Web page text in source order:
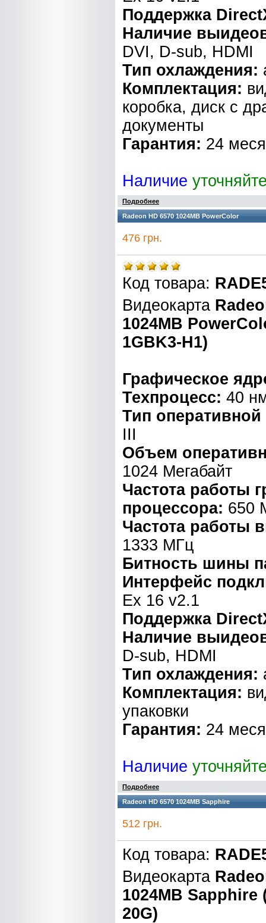
Поддержка
Наличие
DVI, D-sub, HDMI
Тип охлаждения:
Комплектация:
коробка, диск с
документы
Гарантия: 24
Наличие
Подробнее
Radeon HD 6570 1024MB PowerColor
476 грн.
Код товара:
Видеокарта
1024MB
1GBK3-H1)
Графическое
Техпроцесс: 40
Тип
III
Объем
1024 Мегабайт
Частота работы
процессора: 650
Частота работы
1333 МГц
Битность шины
Интерфейс
Ex 16 v2.1
Поддержка
Наличие
D-sub, HDMI
Тип охлаждения:
Комплектация:
упаковки
Гарантия: 24
Наличие
Подробнее
Radeon HD 6570 1024MB Sapphire
512 грн.
Код товара:
Видеокарта
1024MB Sapphire
20G)